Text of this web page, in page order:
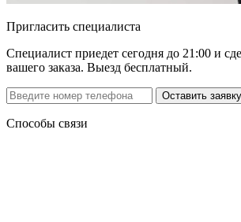
Пригласить специалиста
Специалист приедет сегодня до 21:00 и
вашего заказа. Выезд бесплатный.
Способы связи